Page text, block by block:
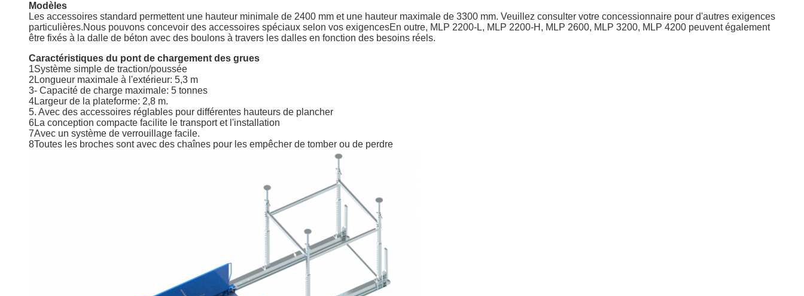
Modèles
Les accessoires standard permettent une hauteur minimale de 2400 mm et une hauteur maximale de 3300 mm. Veuillez consulter votre concessionnaire pour d'autres exigences
particulières.Nous pouvons concevoir des accessoires spéciaux selon vos exigencesEn outre, MLP 2200-L, MLP 2200-H, MLP 2600, MLP 3200, MLP 4200 peuvent également
être fixés à la dalle de béton avec des boulons à travers les dalles en fonction des besoins réels.
Caractéristiques du pont de chargement des grues
1Système simple de traction/poussée
2Longueur maximale à l'extérieur: 5,3 m
3- Capacité de charge maximale: 5 tonnes
4Largeur de la plateforme: 2,8 m.
5. Avec des accessoires réglables pour différentes hauteurs de plancher
6La conception compacte facilite le transport et l'installation
7Avec un système de verrouillage facile.
8Toutes les broches sont avec des chaînes pour les empêcher de tomber ou de perdre